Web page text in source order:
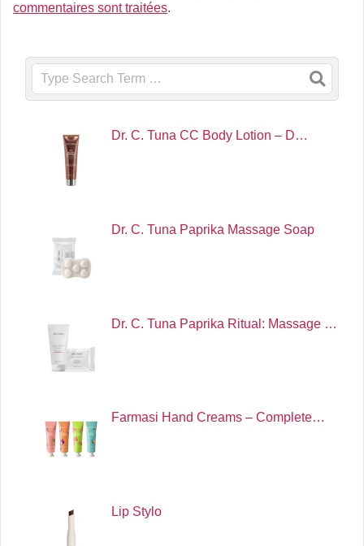
commentaires sont traitées.
Search
Dr. C. Tuna CC Body Lotion – D…
Dr. C. Tuna Paprika Massage Soap
Dr. C. Tuna Paprika Ritual: Massage …
Farmasi Hand Creams – Complete…
Lip Stylo